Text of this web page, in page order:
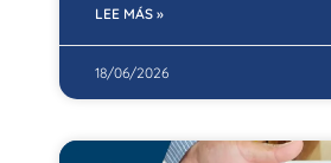
LEE MÁS »
18/06/2026